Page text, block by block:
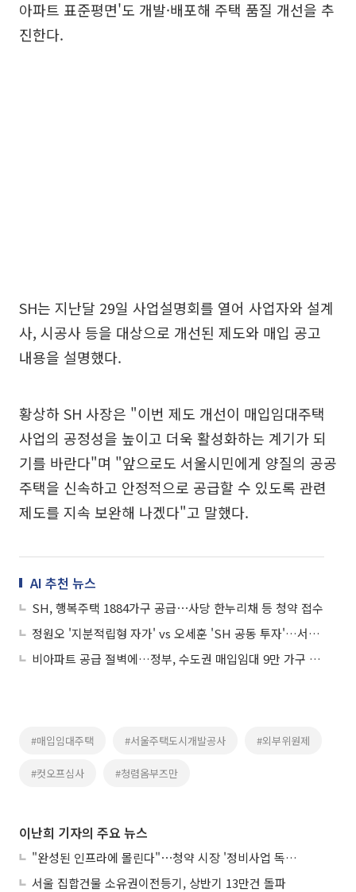
아파트 표준평면'도 개발·배포해 주택 품질 개선을 추
진한다.
SH는 지난달 29일 사업설명회를 열어 사업자와 설계
사, 시공사 등을 대상으로 개선된 제도와 매입 공고
내용을 설명했다.
황상하 SH 사장은 "이번 제도 개선이 매입임대주택
사업의 공정성을 높이고 더욱 활성화하는 계기가 되
기를 바란다"며 "앞으로도 서울시민에게 양질의 공공
주택을 신속하고 안정적으로 공급할 수 있도록 관련
제도를 지속 보완해 나겠다"고 말했다.
AI 추천 뉴스
SH, 행복주택 1884가구 공급⋯사당 한누리채 등 청약 접수
정원오 '지분적립형 자가' vs 오세훈 'SH 공동 투자'…서울시장 청년 주거 공약 격돌
비아파트 공급 절벽에…정부, 수도권 매입임대 9만 가구 푼다
#매입임대주택 #서울주택도시개발공사 #외부위원제
#컷오프심사 #청렴옴부즈만
이난희 기자의 주요 뉴스
"완성된 인프라에 몰린다"⋯청약 시장 '정비사업 독주' 42배 격차
서울 집합건물 소유권이전등기, 상반기 13만건 돌파